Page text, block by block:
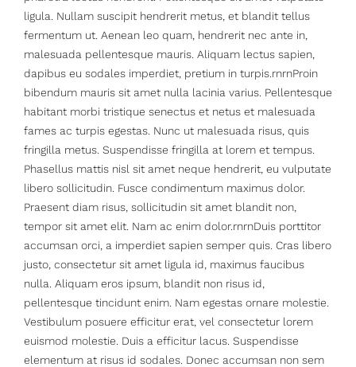
ligula. Nullam suscipit hendrerit metus, et blandit tellus
fermentum ut. Aenean leo quam, hendrerit nec ante in,
malesuada pellentesque mauris. Aliquam lectus sapien,
dapibus eu sodales imperdiet, pretium in turpis.rnrnProin
bibendum mauris sit amet nulla lacinia varius. Pellentesque
habitant morbi tristique senectus et netus et malesuada
fames ac turpis egestas. Nunc ut malesuada risus, quis
fringilla metus. Suspendisse fringilla at lorem et tempus.
Phasellus mattis nisl sit amet neque hendrerit, eu vulputate
libero sollicitudin. Fusce condimentum maximus dolor.
Praesent diam risus, sollicitudin sit amet blandit non,
tempor sit amet elit. Nam ac enim dolor.rnrnDuis porttitor
accumsan orci, a imperdiet sapien semper quis. Cras libero
justo, consectetur sit amet ligula id, maximus faucibus
nulla. Aliquam eros ipsum, blandit non risus id,
pellentesque tincidunt enim. Nam egestas ornare molestie.
Vestibulum posuere efficitur erat, vel consectetur lorem
euismod molestie. Duis a efficitur lacus. Suspendisse
elementum at risus id sodales. Donec accumsan non sem